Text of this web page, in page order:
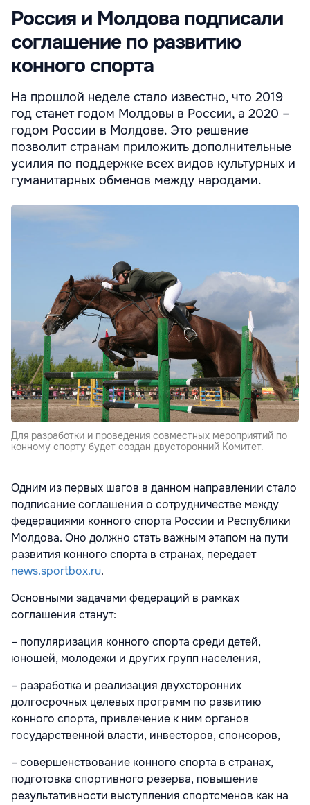
Россия и Молдова подписали
соглашение по развитию
конного спорта
На прошлой неделе стало известно, что 2019
год станет годом Молдовы в России, а 2020 –
годом России в Молдове. Это решение
позволит странам приложить дополнительные
усилия по поддержке всех видов культурных и
гуманитарных обменов между народами.
Для разработки и проведения совместных мероприятий по
конному спорту будет создан двусторонний Комитет.
Одним из первых шагов в данном направлении стало
подписание соглашения о сотрудничестве между
федерациями конного спорта России и Республики
Молдова. Оно должно стать важным этапом на пути
развития конного спорта в странах, передает
news.sportbox.ru.
Основными задачами федераций в рамках
соглашения станут:
– популяризация конного спорта среди детей,
юношей, молодежи и других групп населения,
– разработка и реализация двухсторонних
долгосрочных целевых программ по развитию
конного спорта, привлечение к ним органов
государственной власти, инвесторов, спонсоров,
– совершенствование конного спорта в странах,
подготовка спортивного резерва, повышение
результативности выступления спортсменов как на